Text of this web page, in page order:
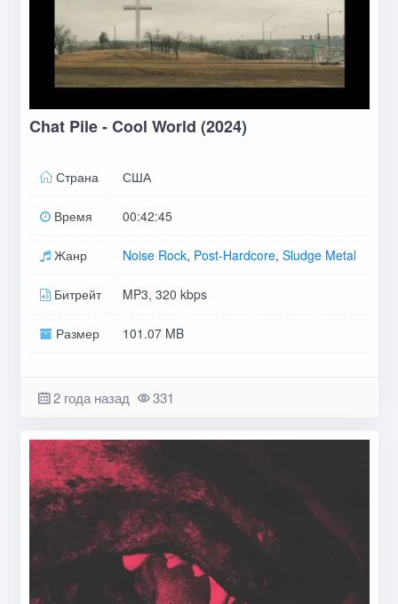
Chat Pile - Cool World (2024)
Страна США
Время 00:42:45
Жанр Noise Rock, Post-Hardcore, Sludge Metal
Битрейт MP3, 320 kbps
Размер 101.07 MB
2 года назад 331